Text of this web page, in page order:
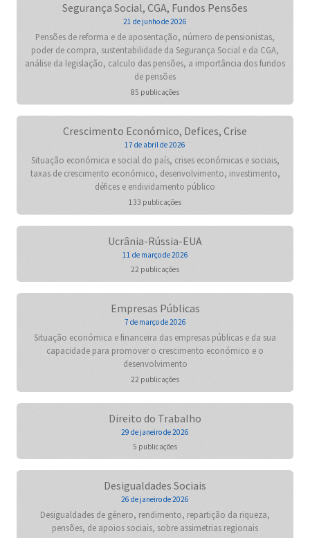
Segurança Social, CGA, Fundos Pensões
21 de junho de 2026
Pensões de reforma e de aposentação, número de pensionistas,
poder de compra, sustentabilidade da Segurança Social e da CGA,
análise da legislação, calculo das pensões, a importância dos fundos
de pensões
85 publicações
Crescimento Económico, Defices, Crise
17 de abril de 2026
Situação económica e social do país, crises económicas e sociais,
taxas de crescimento económico, desenvolvimento, investimento,
défices e endividamento público
133 publicações
Ucrânia-Rússia-EUA
11 de março de 2026
22 publicações
Empresas Públicas
7 de março de 2026
Situação económica e financeira das empresas públicas e da sua
capacidade para promover o crescimento económico e o
desenvolvimento
22 publicações
Direito do Trabalho
29 de janeiro de 2026
5 publicações
Desigualdades Sociais
26 de janeiro de 2026
Desigualdades de género, rendimento, repartição da riqueza,
pensões, de apoios sociais, sobre assimetrias regionais